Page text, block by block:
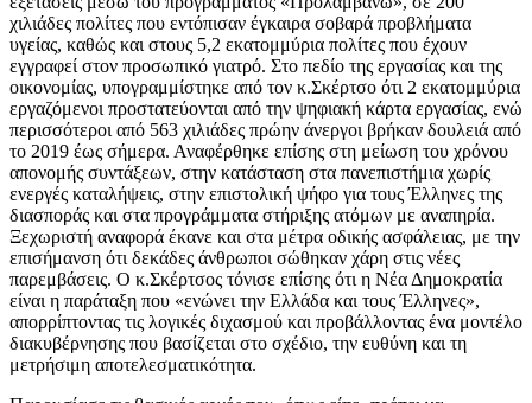
χιλιάδες πολίτες που εντόπισαν έγκαιρα σοβαρά προβλήματα
υγείας, καθώς και στους 5,2 εκατομμύρια πολίτες που έχουν
εγγραφεί στον προσωπικό γιατρό. Στο πεδίο της εργασίας και της
οικονομίας, υπογραμμίστηκε από τον κ.Σκέρτσο ότι 2 εκατομμύρια
εργαζόμενοι προστατεύονται από την ψηφιακή κάρτα εργασίας, ενώ
περισσότεροι από 563 χιλιάδες πρώην άνεργοι βρήκαν δουλειά από
το 2019 έως σήμερα. Αναφέρθηκε επίσης στη μείωση του χρόνου
απονομής συντάξεων, στην κατάσταση στα πανεπιστήμια χωρίς
ενεργές καταλήψεις, στην επιστολική ψήφο για τους Έλληνες της
διασποράς και στα προγράμματα στήριξης ατόμων με αναπηρία.
Ξεχωριστή αναφορά έκανε και στα μέτρα οδικής ασφάλειας, με την
επισήμανση ότι δεκάδες άνθρωποι σώθηκαν χάρη στις νέες
παρεμβάσεις. Ο κ.Σκέρτσος τόνισε επίσης ότι η Νέα Δημοκρατία
είναι η παράταξη που «ενώνει την Ελλάδα και τους Έλληνες»,
απορρίπτοντας τις λογικές διχασμού και προβάλλοντας ένα μοντέλο
διακυβέρνησης που βασίζεται στο σχέδιο, την ευθύνη και τη
μετρήσιμη αποτελεσματικότητα.